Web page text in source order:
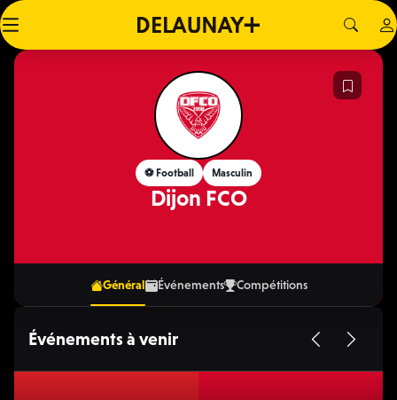
⚽️ Football Masculin
Dijon FCO
Général Événements Compétitions
Événements à venir